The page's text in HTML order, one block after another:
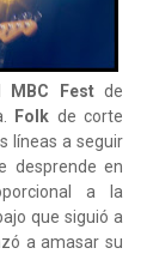
MBC Festde
Folk de corte
líneas a seguir
desprende en
a la
que siguió a
a amasar su